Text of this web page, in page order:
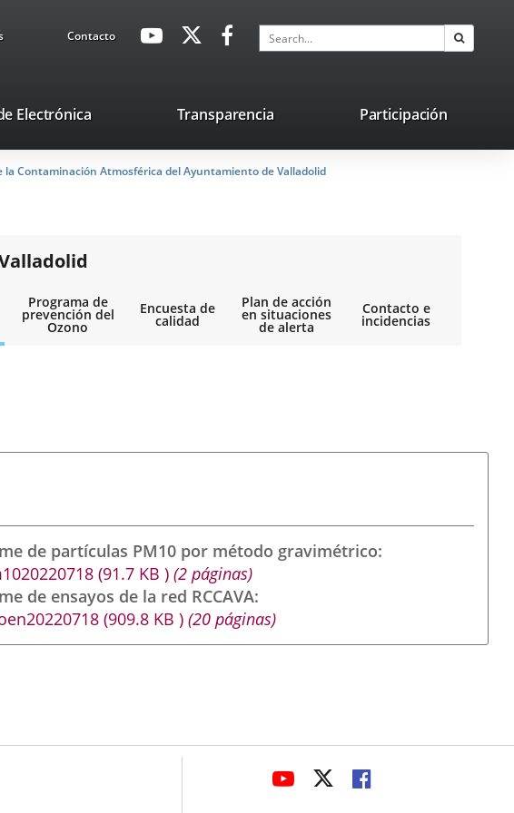
ContactoavaHeaderSocial
Link
Link
application.
application.
Search
ElectrónicaLink
external
application.
Transparencia Participación
la Contaminación Atmosférica del Ayuntamiento de Valladolid
Programa de
prevención del
Ozono
Encuesta de
calidad
Plan de acción
en situaciones
de alerta
Contacto e
incidencias
de partículas PM10 por método gravimétrico
(91.7 KB) (2 páginas)
de ensayos de la red RCCAVA
(909.8 KB) (20 páginas)
LINK
LINKLINK